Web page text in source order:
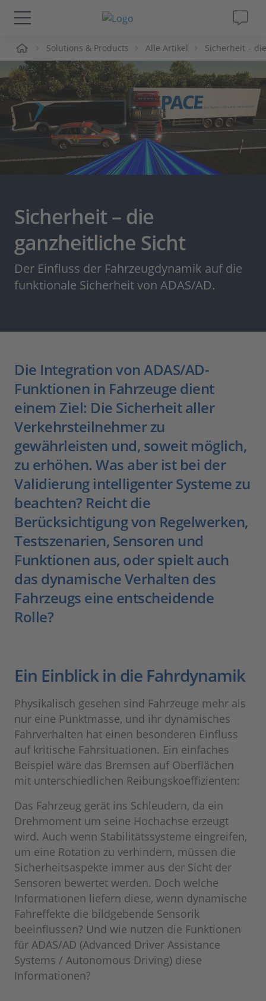
Lösungen & Produkte
Support
Videos
Magazin
Karriere
Solutions & Products Alle Artikel Sicherheit –
Sicherheit – die
ganzheitliche Sicht
Der Einfluss der Fahrzeugdynamik auf die
funktionale Sicherheit von ADAS/AD.
Die Integration von ADAS/AD-
Funktionen in Fahrzeuge dient
einem Ziel: Die Sicherheit aller
Verkehrsteilnehmer zu
gewährleisten und, soweit möglich,
zu erhöhen. Was aber ist bei der
Validierung intelligenter Systeme zu
beachten? Reicht die
Berücksichtigung von Regelwerken,
Testszenarien, Sensoren und
Funktionen aus, oder spielt auch
das dynamische Verhalten des
Fahrzeugs eine entscheidende
Rolle?
Ein Einblick in die Fahrdynamik
Physikalisch gesehen sind Fahrzeuge mehr als
nur eine Punktmasse, und ihr dynamisches
Fahrverhalten hat einen besonderen Einfluss
auf kritische Fahrsituationen. Ein einfaches
Beispiel wäre das Bremsen auf Oberflächen
mit unterschiedlichen Reibungskoeffizienten:
Das Fahrzeug gerät ins Schleudern, da ein
Drehmoment um seine Hochachse erzeugt
wird. Auch wenn Stabilitätssysteme eingreifen,
um eine Rotation zu verhindern, müssen die
Sicherheitsaspekte immer aus der Sicht der
Sensoren bewertet werden. Doch welche
Informationen liefern diese, wenn dynamische
Fahreffekte die bildgebende Sensorik
beeinflussen? Und wie nutzen die Funktionen
für ADAS/AD (Advanced Driver Assistance
Systems / Autonomous Driving) diese
Informationen?